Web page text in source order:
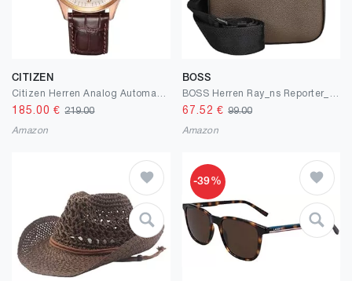
CITIZEN
185.00 €219.00
Amazon
BOSS
67.52 € 99.00
Amazon
-39%